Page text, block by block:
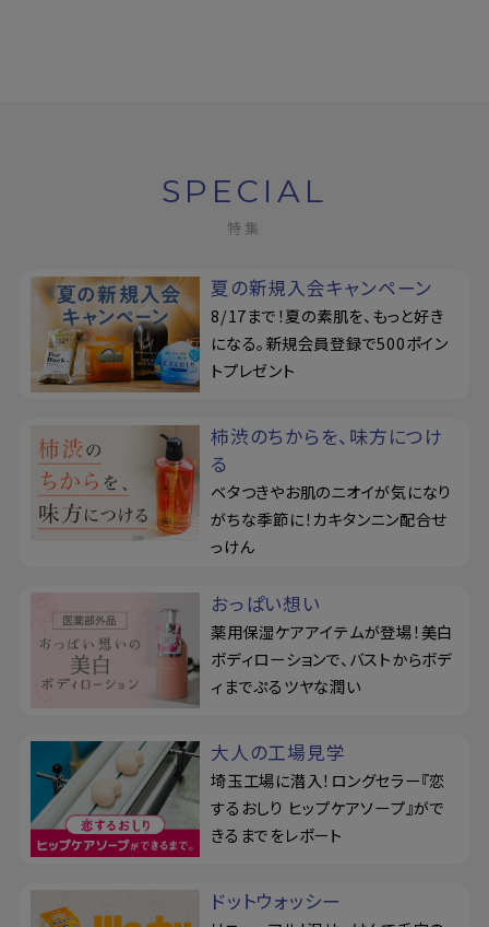
SPECIAL
特集
夏の新規入会キャンペーン
8/17まで！夏の素肌を、もっと好き
になる。新規会員登録で500ポイン
トプレゼント
柿渋のちからを、味方につけ
る
ベタつきやお肌のニオイが気になり
がちな季節に！カキタンニン配合せ
っけん
おっぱい想い
薬用保湿ケアアイテムが登場！美白
ボディローションで、バストからボデ
ィまでぷるツヤな潤い
大人の工場見学
埼玉工場に潜入！ロングセラー『恋
するおしり ヒップケアソープ』がで
きるまでをレポート
ドットウォッシー